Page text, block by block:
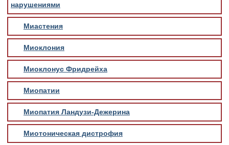
нарушениями
Миастения
Миоклония
Миоклонус Фридрейха
Миопатии
Миопатия Ландузи-Дежерина
Миотоническая дистрофия